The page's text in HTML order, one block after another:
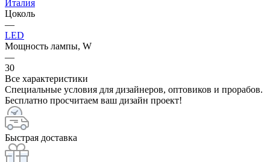
Италия
Цоколь
—
LED
Мощность лампы, W
—
30
Все характеристики
Специальные условия для дизайнеров, оптовиков и прорабов.
Бесплатно просчитаем ваш дизайн проект!
Быстрая доставка